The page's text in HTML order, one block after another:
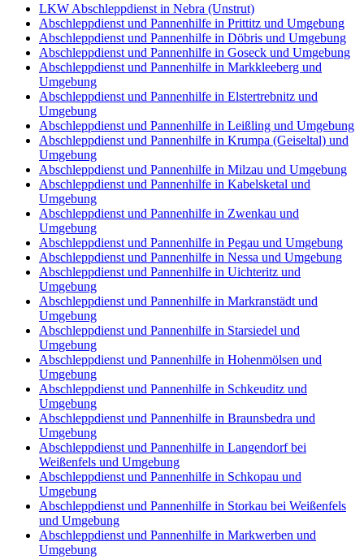
LKW Abschleppdienst in Nebra (Unstrut)
Abschleppdienst und Pannenhilfe in Prittitz und Umgebung
Abschleppdienst und Pannenhilfe in Döbris und Umgebung
Abschleppdienst und Pannenhilfe in Goseck und Umgebung
Abschleppdienst und Pannenhilfe in Markkleeberg und
Umgebung
Abschleppdienst und Pannenhilfe in Elstertrebnitz und
Umgebung
Abschleppdienst und Pannenhilfe in Leißling und Umgebung
Abschleppdienst und Pannenhilfe in Krumpa (Geiseltal) und
Umgebung
Abschleppdienst und Pannenhilfe in Milzau und Umgebung
Abschleppdienst und Pannenhilfe in Kabelsketal und
Umgebung
Abschleppdienst und Pannenhilfe in Zwenkau und
Umgebung
Abschleppdienst und Pannenhilfe in Pegau und Umgebung
Abschleppdienst und Pannenhilfe in Nessa und Umgebung
Abschleppdienst und Pannenhilfe in Uichteritz und
Umgebung
Abschleppdienst und Pannenhilfe in Markranstädt und
Umgebung
Abschleppdienst und Pannenhilfe in Starsiedel und
Umgebung
Abschleppdienst und Pannenhilfe in Hohenmölsen und
Umgebung
Abschleppdienst und Pannenhilfe in Schkeuditz und
Umgebung
Abschleppdienst und Pannenhilfe in Braunsbedra und
Umgebung
Abschleppdienst und Pannenhilfe in Langendorf bei
Weißenfels und Umgebung
Abschleppdienst und Pannenhilfe in Schkopau und
Umgebung
Abschleppdienst und Pannenhilfe in Storkau bei Weißenfels
und Umgebung
Abschleppdienst und Pannenhilfe in Markwerben und
Umgebung